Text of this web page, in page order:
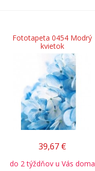
Fototapeta 0454 Modrý
kvietok
39,67 €
do 2 týždňov u Vás doma